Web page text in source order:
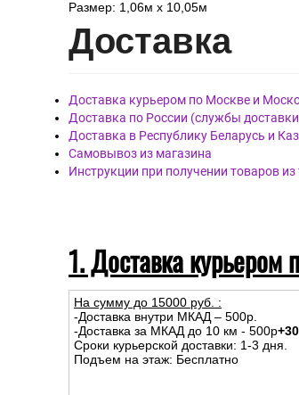
Размер: 1,06м х 10,05м
Доставка
Доставка курьером по Москве и
Доставка по России (службы
Доставка в Республику Беларусь и
Самовывоз из магазина
Инструкции при получении товаров
1. Доставка
На сумму до 15000 руб. :
-Доставка внутри МКАД – 500р.
-Доставка за МКАД до 10 км - 500р
Сроки курьерской доставки: 1-3 дня.
Подъем на этаж: Бесплатно